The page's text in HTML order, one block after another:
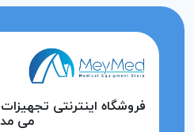
فروشگاه اینترنتی
می مد